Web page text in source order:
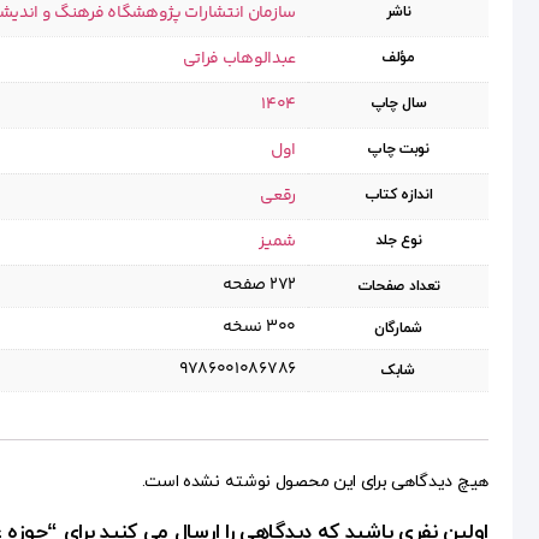
ناشر سازمان انتشارات پژوهشگاه فرهنگ و
مؤلف عبدالوهاب فراتی
سال چاپ 1404
نوبت چاپ اول
اندازه کتاب رقعی
نوع جلد شمیز
تعداد صفحات ۲۷۲ صفحه
شمارگان ۳۰۰ نسخه
شابک 9786001086786
هیچ دیدگاهی برای این محصول نوشته نشده است.
اولین نفری باشید که دیدگاهی را ارسال می کنید برای